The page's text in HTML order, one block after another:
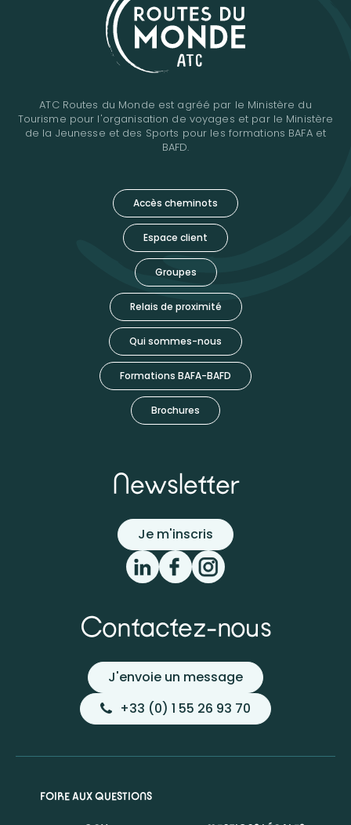
Accès cheminots
Espace client
Groupes
Relais de proximité
Qui sommes-nous
Formations BAFA-BAFD
Brochures
ATC Routes du Monde est agréé par le Ministère du
Tourisme pour l'organisation de voyages et par le Ministère
de la Jeunesse et des Sports pour les formations BAFA et
BAFD.
Newsletter
Je m'inscris
Contactez-nous
J'envoie un message
+33 (0) 1 55 26 93 70
FOIRE AUX QUESTIONS